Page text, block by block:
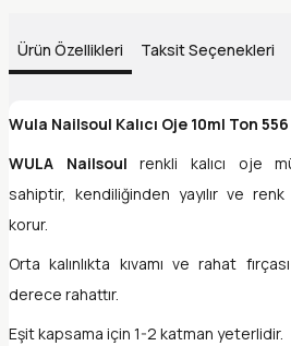
Ürün Özellikleri Taksit Seçenekleri
Wula Nailsoul Kalıcı Oje 10ml Ton 556
WULA Nailsoul renkli kalıcı oje
sahiptir, kendiliğinden yayılır ve
korur.
Orta kalınlıkta kıvamı ve rahat
derece rahattır.
Eşit kapsama için 1-2 katman yeterlidir.